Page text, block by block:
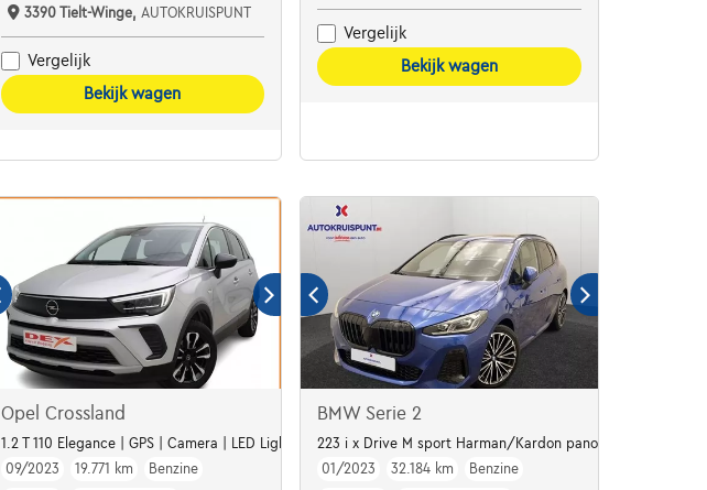
3390 Tielt-Winge, AUTOKRUISPUNT
Vergelijk
Bekijk wagen
Vergelijk
Bekijk wagen
Opel Crossland
1.2 T 110 Elegance | GPS | Camera | LED Lights | Alu16 De Opel Crossland 1.2 Turbo Elegance (110 pk)
09/2023
19.771 km
Benzine
BMW Serie 2
223 i x Drive M sport Harman/Kardon panodak dig.airco
01/2023
32.184 km
Benzine